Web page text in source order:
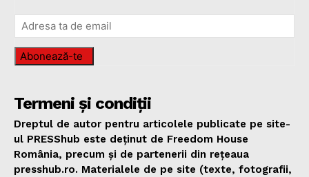
Abonează-te
Termeni și condiții
Dreptul de autor pentru articolele publicate pe site-
ul PRESShub este deținut de Freedom House
România, precum și de partenerii din rețeaua
presshub.ro. Materialele de pe site (texte, fotografii,